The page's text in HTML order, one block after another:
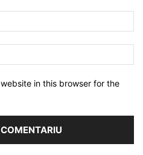
in this browser for the